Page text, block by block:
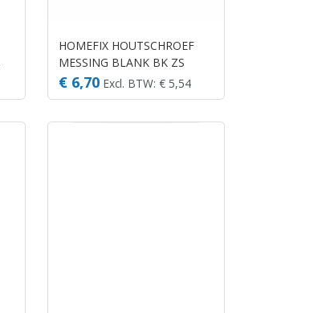
HOMEFIX HOUTSCHROEF
MESSING BLANK BK ZS
2.5X16 (35)
€ 6,70 Excl. BTW: € 5,54